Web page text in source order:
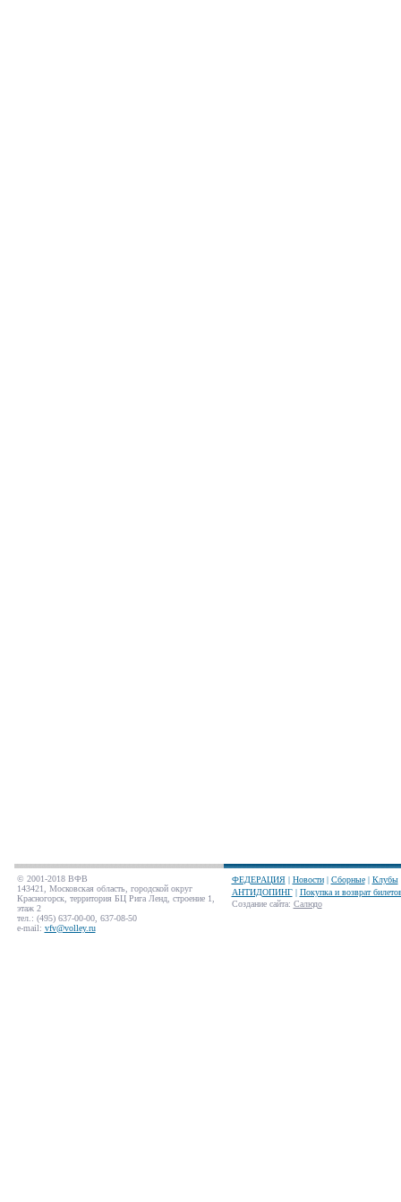
© 2001-2018 ВФВ
143421, Московская область, городской округ
Красногорск, территория БЦ Рига Ленд, строение 1,
этаж 2
тел.: (495) 637-00-00, 637-08-50
e-mail: vfv@volley.ru
ФЕДЕРАЦИЯ| Новости| Сборные| Клубы
АНТИДОПИНГ| Покупка и возврат
Создание сайта: Салюдо